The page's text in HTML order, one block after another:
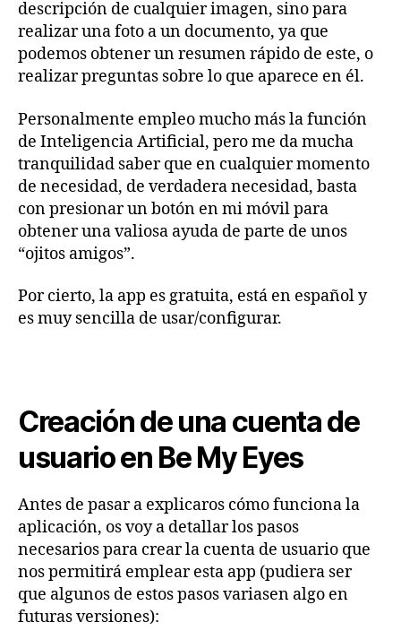
descripción de cualquier imagen, sino para
realizar una foto a un documento, ya que
podemos obtener un resumen rápido de este, o
realizar preguntas sobre lo que aparece en él.
Personalmente empleo mucho más la función
de Inteligencia Artificial, pero me da mucha
tranquilidad saber que en cualquier momento
de necesidad, de verdadera necesidad, basta
con presionar un botón en mi móvil para
obtener una valiosa ayuda de parte de unos
“ojitos amigos”.
Por cierto, la app es gratuita, está en español y
es muy sencilla de usar/configurar.
Creación de una cuenta de
usuario en Be My Eyes
Antes de pasar a explicaros cómo funciona la
aplicación, os voy a detallar los pasos
necesarios para crear la cuenta de usuario que
nos permitirá emplear esta app (pudiera ser
que algunos de estos pasos variasen algo en
futuras versiones):